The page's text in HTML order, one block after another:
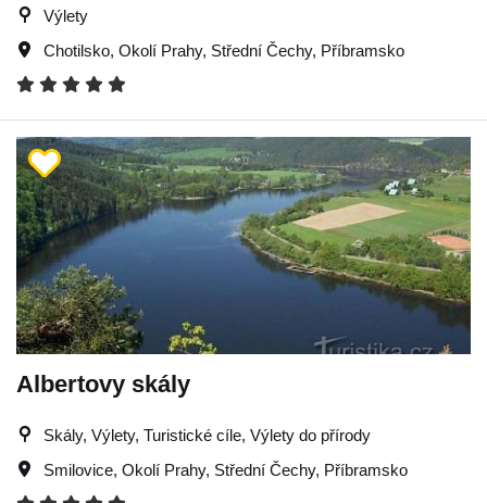
Výlety
Chotilsko, Okolí Prahy, Střední Čechy, Příbramsko
Albertovy skály
Skály, Výlety, Turistické cíle, Výlety do přírody
Smilovice, Okolí Prahy, Střední Čechy, Příbramsko